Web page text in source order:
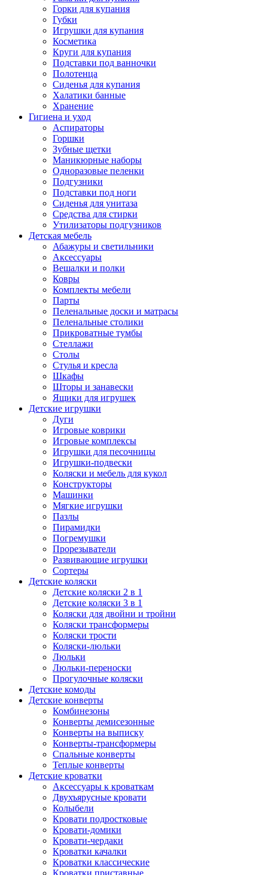
Горки для купания
Губки
Игрушки для купания
Косметика
Круги для купания
Подставки под ванночки
Полотенца
Сиденья для купания
Халатики банные
Хранение
Гигиена и уход
Аспираторы
Горшки
Зубные щетки
Маникюрные наборы
Одноразовые пеленки
Подгузники
Подставки под ноги
Сиденья для унитаза
Средства для стирки
Утилизаторы подгузников
Детская мебель
Абажуры и светильники
Аксессуары
Вешалки и полки
Ковры
Комплекты мебели
Парты
Пеленальные доски и матрасы
Пеленальные столики
Прикроватные тумбы
Стеллажи
Столы
Стулья и кресла
Шкафы
Шторы и занавески
Ящики для игрушек
Детские игрушки
Дуги
Игровые коврики
Игровые комплексы
Игрушки для песочницы
Игрушки-подвески
Коляски и мебель для кукол
Конструкторы
Машинки
Мягкие игрушки
Пазлы
Пирамидки
Погремушки
Прорезыватели
Развивающие игрушки
Сортеры
Детские коляски
Детские коляски 2 в 1
Детские коляски 3 в 1
Коляски для двойни и тройни
Коляски трансформеры
Коляски трости
Коляски-люльки
Люльки
Люльки-переноски
Прогулочные коляски
Детские комоды
Детские конверты
Комбинезоны
Конверты демисезонные
Конверты на выписку
Конверты-трансформеры
Спальные конверты
Теплые конверты
Детские кроватки
Аксессуары к кроваткам
Двухъярусные кровати
Колыбели
Кровати подростковые
Кровати-домики
Кровати-чердаки
Кроватки качалки
Кроватки классические
Кроватки приставные